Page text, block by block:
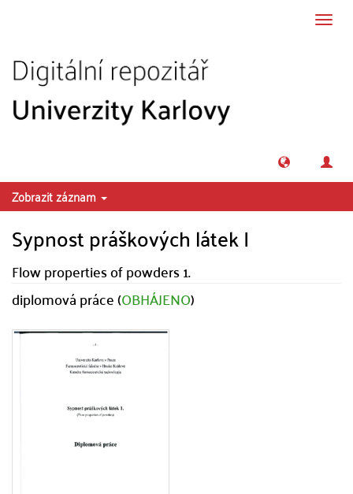
Zobrazit záznam
Sypnost práškových látek I
Flow properties of powders 1.
diplomová práce (OBHÁJENO)